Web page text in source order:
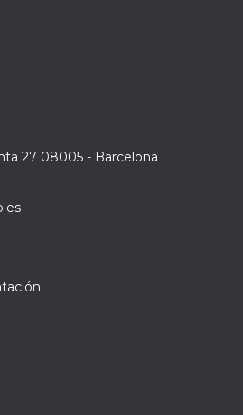
27 08005 - Barcelona